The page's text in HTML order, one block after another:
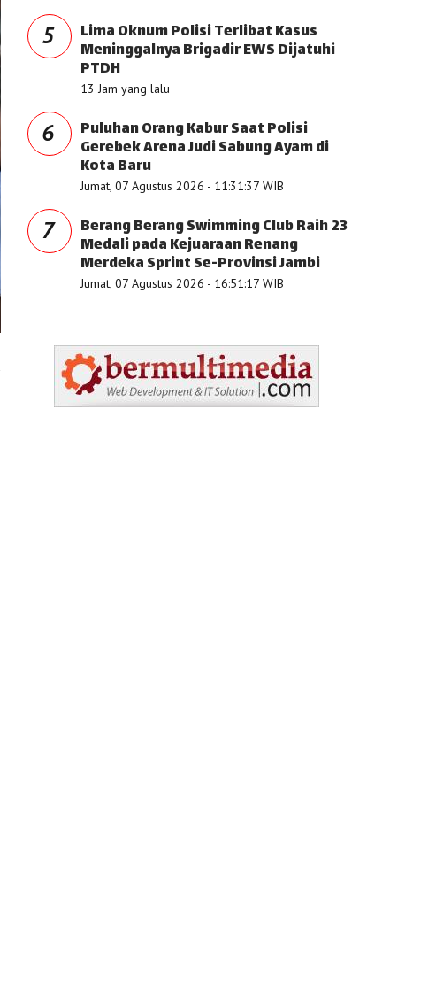
5 Lima Oknum Polisi Terlibat Kasus
Meninggalnya Brigadir EWS Dijatuhi
PTDH
13 Jam yang lalu
6 Puluhan Orang Kabur Saat Polisi
Gerebek Arena Judi Sabung Ayam di
Kota Baru
Jumat, 07 Agustus 2026 - 11:31:37 WIB
7 Berang Berang Swimming Club Raih 23
Medali pada Kejuaraan Renang
Merdeka Sprint Se-Provinsi Jambi
Jumat, 07 Agustus 2026 - 16:51:17 WIB